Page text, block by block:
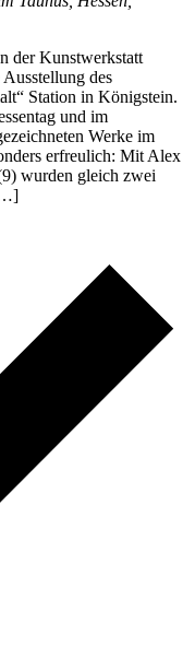
der Kunstwerkstatt
des
Station in Königstein.
und im
Werke im
erfreulich: Mit Alex
wurden gleich zwei